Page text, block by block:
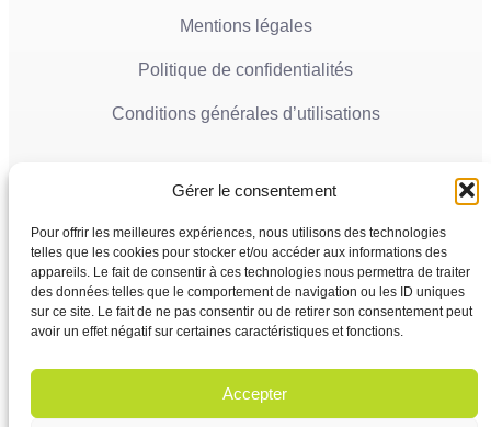
Gérer le consentement
Pour offrir les meilleures expériences, nous utilisons des technologies
telles que les cookies pour stocker et/ou accéder aux informations des
appareils. Le fait de consentir à ces technologies nous permettra de traiter
des données telles que le comportement de navigation ou les ID uniques
sur ce site. Le fait de ne pas consentir ou de retirer son consentement peut
avoir un effet négatif sur certaines caractéristiques et fonctions.
Accepter
Mentions légales
Politique de confidentialités
Conditions générales d’utilisations
Actualités récentes
Juin'26
La Ville de Mana informe la population qu’un
Conseil Municipal Extraordinaire se tiendra le
vendredi 5 juin 2026 à partir...
02 Ville de Mana